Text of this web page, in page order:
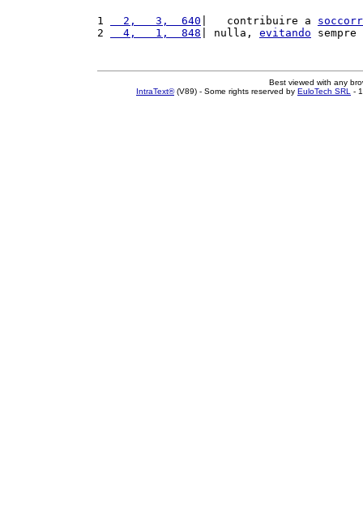
1
  2,   3,  640
|   contribuire a
2
  4,   1,  848
| nulla, evitando
Best viewed with any
IntraText®(V89) - Some rights reserved by EuloTech SRL -